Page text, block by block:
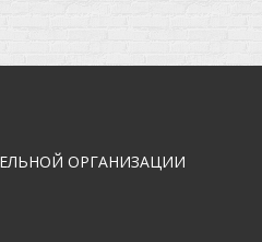
ОРГАНИЗАЦИИ